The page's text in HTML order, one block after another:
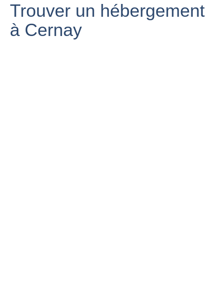
Trouver un hébergement
à Cernay